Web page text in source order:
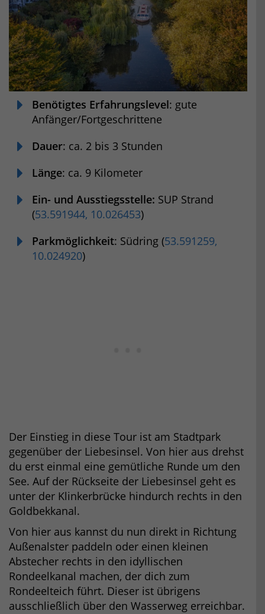
Benötigtes Erfahrungslevel: gute
Anfänger/Fortgeschrittene
Dauer: ca. 2 bis 3 Stunden
Länge: ca. 9 Kilometer
Ein- und Ausstiegsstelle: SUP Strand
(53.591944, 10.026453)
Parkmöglichkeit: Südring (53.591259,
10.024920)
Der Einstieg in diese Tour ist am Stadtpark
gegenüber der Liebesinsel. Von hier aus drehst
du erst einmal eine gemütliche Runde um den
See. Auf der Rückseite der Liebesinsel geht es
unter der Klinkerbrücke hindurch rechts in den
Goldbekkanal.
Von hier aus kannst du nun direkt in Richtung
Außenalster paddeln oder einen kleinen
Abstecher rechts in den idyllischen
Rondeelkanal machen, der dich zum
Rondeelteich führt. Dieser ist übrigens
ausschließlich über den Wasserweg erreichbar.